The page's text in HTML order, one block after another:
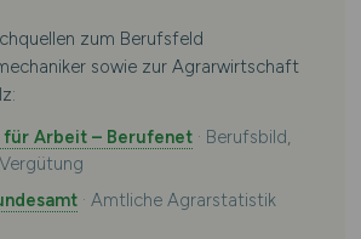
zum Berufsfeld
sowie zur Agrarwirtschaft
für Arbeit – Berufenet· Berufsbild,
· Amtliche Agrarstatistik